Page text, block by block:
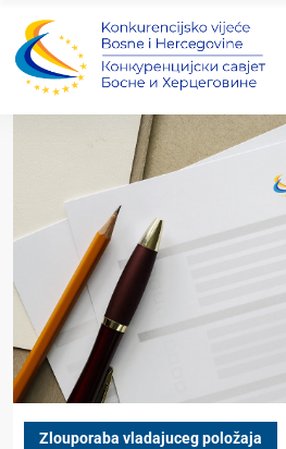
Zlouporaba vladajuceg položaja